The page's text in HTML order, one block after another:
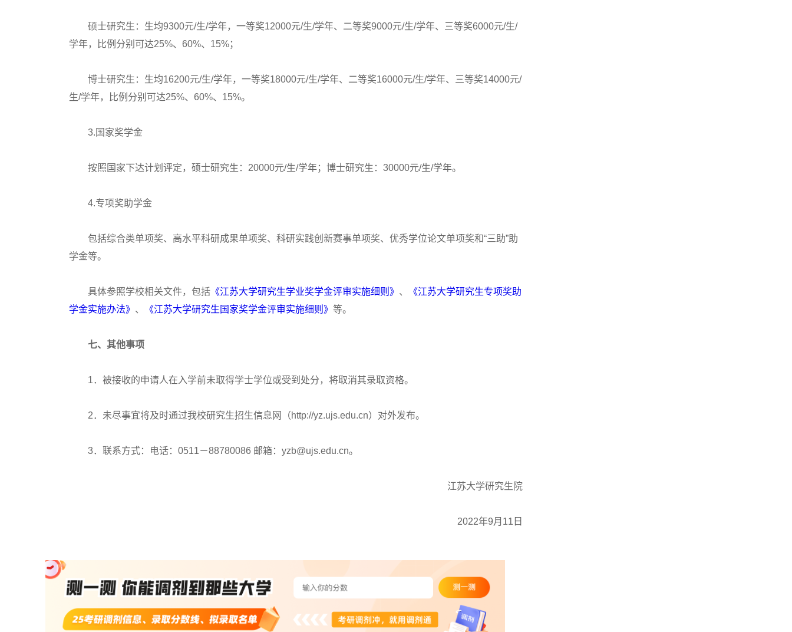
硕士研究生：生均9300元/生/学年，一等奖12000元/生/学年、二等奖9000元/生/学年、三等奖6000元/生/
学年，比例分别可达25%、60%、15%；
博士研究生：生均16200元/生/学年，一等奖18000元/生/学年、二等奖16000元/生/学年、三等奖14000元/
生/学年，比例分别可达25%、60%、15%。
3.国家奖学金
按照国家下达计划评定，硕士研究生：20000元/生/学年；博士研究生：30000元/生/学年。
4.专项奖助学金
包括综合类单项奖、高水平科研成果单项奖、科研实践创新赛事单项奖、优秀学位论文单项奖和“三助”助
学金等。
具体参照学校相关文件，包括 《江苏大学研究生学业奖学金评审实施细则》 、
《江苏大学研究生专项奖助
学金实施办法》 、 《江苏大学研究生国家奖学金评审实施细则》 等。
七、其他事项
1．被接收的申请人在入学前未取得学士学位或受到处分，将取消其录取资格。
2．未尽事宜将及时通过我校研究生招生信息网（http://yz.ujs.edu.cn）对外发布。
3．联系方式：电话：0511－88780086 邮箱：yzb@ujs.edu.cn。
江苏大学研究生院
2022年9月11日